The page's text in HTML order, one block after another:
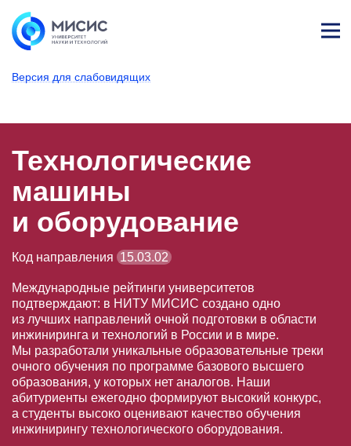
Версия для слабовидящих
т
Технологические
машины
и оборудование
Код направления 15.03.02
Международные рейтинги университетов
подтверждают: в НИТУ МИСИС создано одно
из лучших направлений очной подготовки в области
инжиниринга и технологий в России и в мире.
Мы разработали уникальные образовательные треки
очного обучения по программе базового высшего
образования, у которых нет аналогов. Наши
абитуриенты ежегодно формируют высокий конкурс,
а студенты высоко оценивают качество обучения
инжинирингу технологического оборудования.